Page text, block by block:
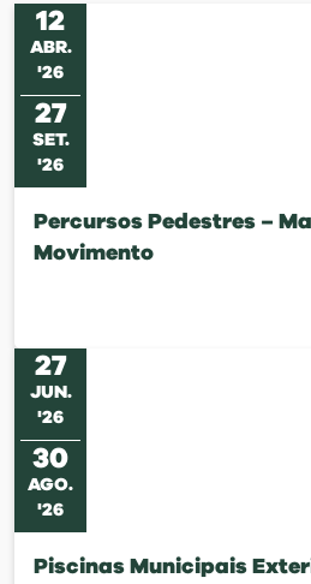
12
ABR.
'26
27
SET.
'26
Percursos Pedestres –
Movimento
27
JUN .
'26
30
AGO.
'26
Piscinas Municipais